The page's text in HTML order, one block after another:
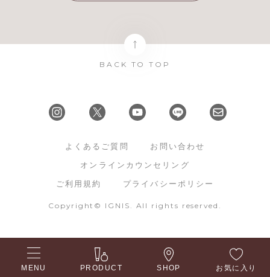
MENU PRODUCT SHOP お気に入り
BACK TO TOP
よくあるご質問 お問い合わせ
オンラインカウンセリング
ご利用規約 プライバシーポリシー
Copyright© IGNIS. All rights reserved.